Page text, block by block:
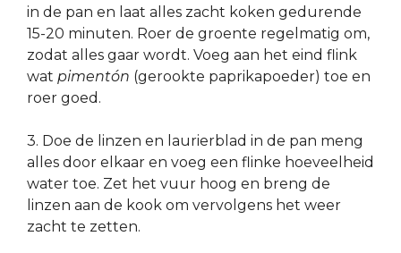
in de pan en laat alles zacht koken gedurende
15-20 minuten. Roer de groente regelmatig om,
zodat alles gaar wordt. Voeg aan het eind flink
wat pimentón (gerookte paprikapoeder) toe en
roer goed.
3. Doe de linzen en laurierblad in de pan meng
alles door elkaar en voeg een flinke hoeveelheid
water toe. Zet het vuur hoog en breng de
linzen aan de kook om vervolgens het weer
zacht te zetten.